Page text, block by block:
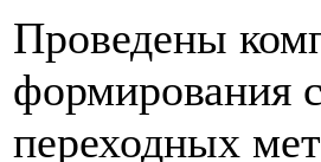
Проведены
формирования
переходных